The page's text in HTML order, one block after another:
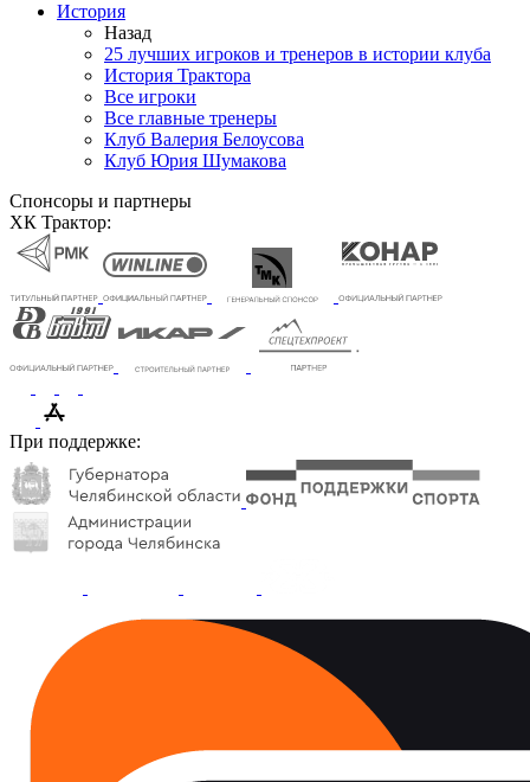
История
Назад
25 лучших игроков и тренеров в истории клуба
История Трактора
Все игроки
Все главные тренеры
Клуб Валерия Белоусова
Клуб Юрия Шумакова
Спонсоры и партнеры
ХК Трактор:
При поддержке: